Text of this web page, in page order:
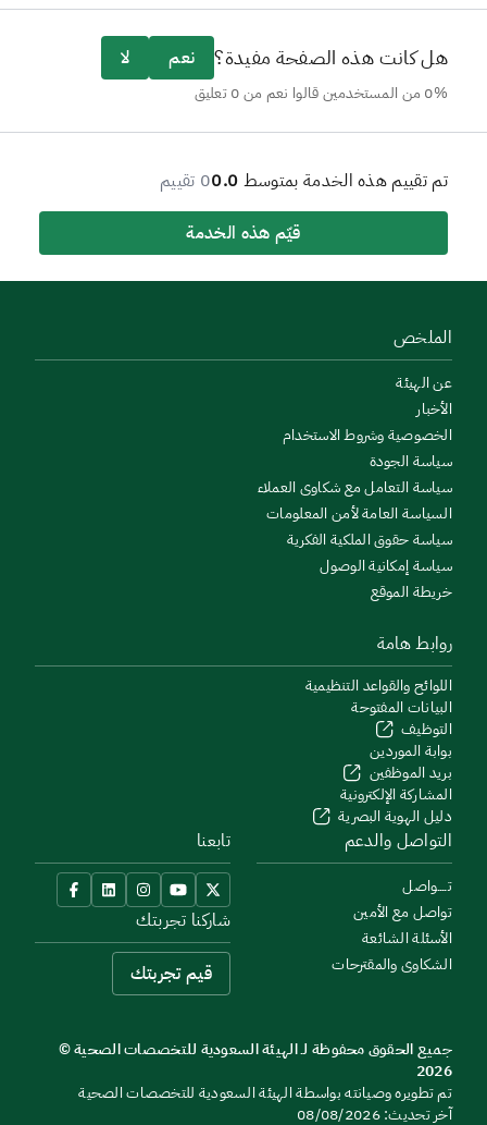
هل كانت هذه الصفحة مفيدة؟ نعم لا
0% من المستخدمين قالوا نعم من 0 تعليق
تم تقييم هذه الخدمة بمتوسط 0.00 تقييم
قيّم هذه الخدمة
الملخص
عن الهيئة
الأخبار
الخصوصية وشروط الاستخدام
سياسة الجودة
سياسة التعامل مع شكاوى العملاء
السياسة العامة لأمن المعلومات
سياسة حقوق الملكية الفكرية
سياسة إمكانية الوصول
خريطة الموقع
روابط هامة
اللوائح والقواعد التنظيمية
البيانات المفتوحة
التوظيف
بوابة الموردين
بريد الموظفين
المشاركة الإلكترونية
دليل الهوية البصرية
التواصل والدعم
تــــواصل
تواصل مع الأمين
الأسئلة الشائعة
الشكاوى والمقترحات
تابعنا
شاركنا تجربتك
قيم تجربتك
جميع الحقوق محفوظة لـ الهيئة السعودية للتخصصات الصحية ©
2026
تم تطويره وصيانته بواسطة الهيئة السعودية للتخصصات الصحية
آخر تحديث: 08/08/2026